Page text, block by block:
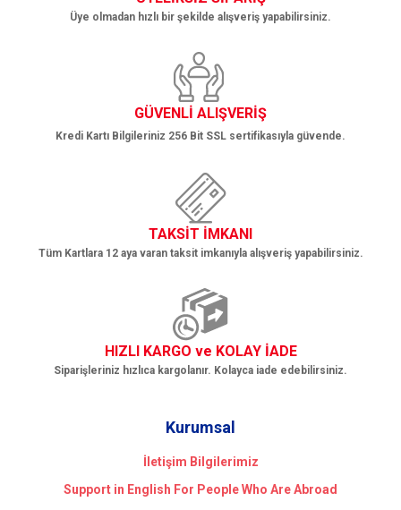
Gönder
Üye olmadan hızlı bir şekilde alışveriş yapabilirsiniz.
GÜVENLİ ALIŞVERİŞ
Kredi Kartı Bilgileriniz 256 Bit SSL sertifikasıyla güvende.
TAKSİT İMKANI
Tüm Kartlara 12 aya varan taksit imkanıyla alışveriş yapabilirsiniz.
HIZLI KARGO ve KOLAY İADE
Siparişleriniz hızlıca kargolanır. Kolayca iade edebilirsiniz.
Kurumsal
İletişim Bilgilerimiz
Support in English For People Who Are Abroad